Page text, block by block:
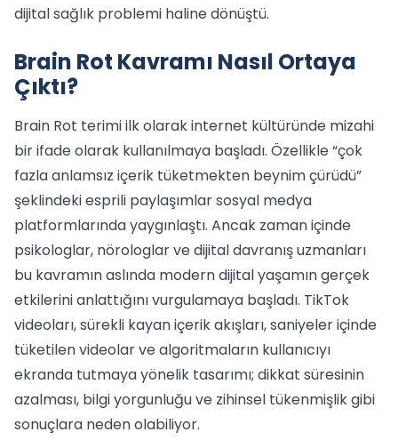
dijital sağlık problemi haline dönüştü.
Brain Rot Kavramı Nasıl Ortaya
Çıktı?
Brain Rot terimi ilk olarak internet kültüründe mizahi
bir ifade olarak kullanılmaya başladı. Özellikle “çok
fazla anlamsız içerik tüketmekten beynim çürüdü”
şeklindeki esprili paylaşımlar sosyal medya
platformlarında yaygınlaştı. Ancak zaman içinde
psikologlar, nörologlar ve dijital davranış uzmanları
bu kavramın aslında modern dijital yaşamın gerçek
etkilerini anlattığını vurgulamaya başladı. TikTok
videoları, sürekli kayan içerik akışları, saniyeler içinde
tüketilen videolar ve algoritmaların kullanıcıyı
ekranda tutmaya yönelik tasarımı; dikkat süresinin
azalması, bilgi yorgunluğu ve zihinsel tükenmişlik gibi
sonuçlara neden olabiliyor.